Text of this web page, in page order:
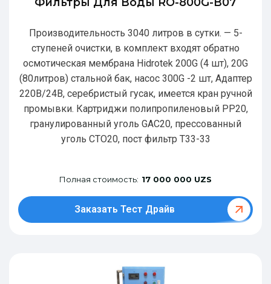
Производительность 3040 литров в сутки. — 5-
ступеней очистки, в комплект входят обратно
осмотическая мембрана Hidrotek 200G (4 шт), 20G
(80литров) стальной бак, насос 300G -2 шт, Адаптер
220В/24В, серебристый гусак, имеется кран ручной
промывки. Картриджи полипропиленовый РР20,
гранулированный уголь GAC20, прессованный
уголь CTO20, пост фильтр T33-33
Полная стоимость: 17 000 000 UZS
Заказать Тест Драйв